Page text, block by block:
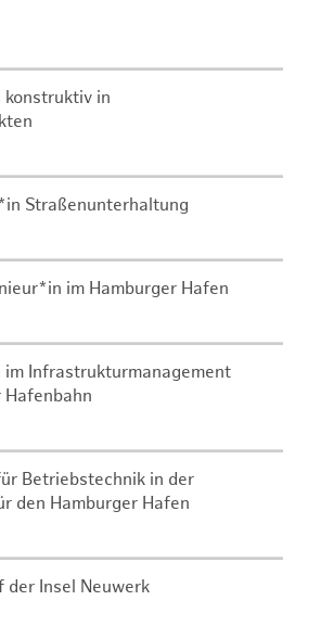
in
Straßenunterhaltung
im Hamburger Hafen
Infrastrukturmanagement
Hafenbahn
Betriebstechnik in der
den Hamburger Hafen
der Insel Neuwerk